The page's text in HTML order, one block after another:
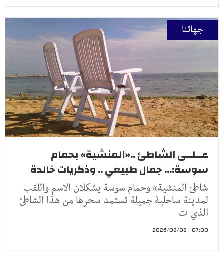
جهاتنا
عــلــى الشاطئ ..«المنشية» بحمام
سوسة:... جمال طبيعي .. وذكريات خالدة
شاطئ المنشية» وحمام سوسة يشكلان الاسم واللقب
لمدينة ساحلية جميلة تستمد سحرها من هذا الشاطئ
الذي ت
07:00 - 2026/08/08